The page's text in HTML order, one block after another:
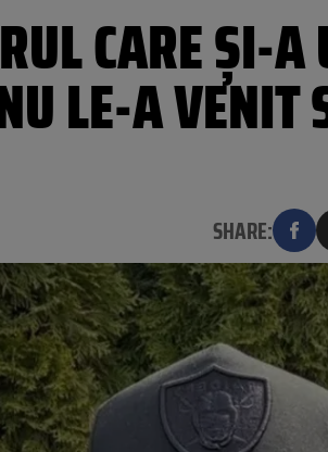
CARE ȘI-A
LE-A VENIT
SHARE: